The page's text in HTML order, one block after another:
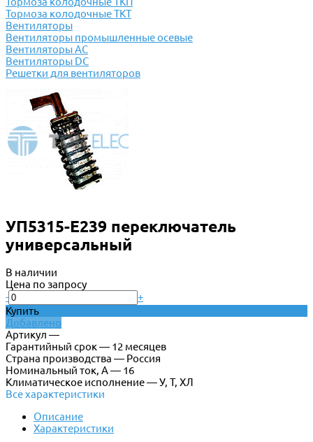
Тормоза колодочные ТКТ
Вентиляторы
Вентиляторы промышленные осевые
Вентиляторы АС
Вентиляторы DC
Решетки для вентиляторов
УП5315-Е239 переключатель
универсальный
В наличии
Цена по запросу
-
+
Купить
Добавлено
Артикул —
Гарантийный срок — 12 месяцев
Страна производства — Россия
Номинальный ток, А — 16
Климатическое исполнение — У, Т, ХЛ
Все характеристики
Описание
Характеристики